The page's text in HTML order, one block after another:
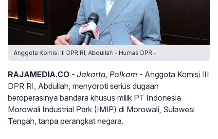
Anggota Komisi III DPR RI, Abdullah - Humas DPR -
RAJAMEDIA.CO - Jakarta, Polkam - Anggota Komisi III
DPR RI, Abdullah, menyoroti serius dugaan
beroperasinya bandara khusus milik PT Indonesia
Morowali Industrial Park (IMIP) di Morowali, Sulawesi
Tengah, tanpa perangkat negara.